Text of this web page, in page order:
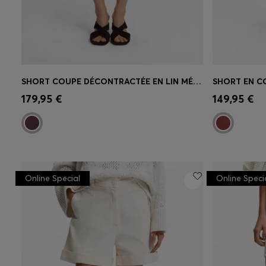
Achat rapide
taille)
SHORT COUPE DÉCONTRACTÉE EN LIN MÉLANGÉ
179,95 € Achat
taille)
149,95 €
Online Special Online